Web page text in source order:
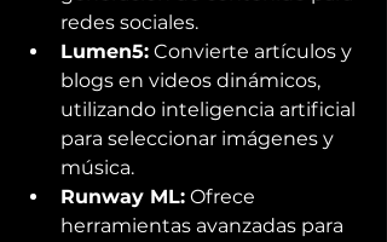
redes sociales.
Lumen5: Convierte artículos y
blogs en videos dinámicos,
utilizando inteligencia artificial
para seleccionar imágenes y
música.
Runway ML: Ofrece
herramientas avanzadas para